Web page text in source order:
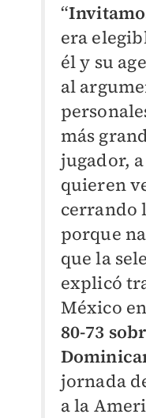
“
era
él y su
al
más
jugador,
quieren
cerrando
porque
que la
explicó
México
80-73
jornada
a la